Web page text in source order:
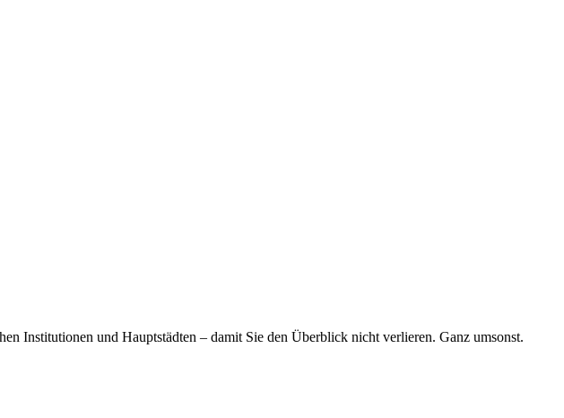
Institutionen und Hauptstädten – damit Sie den Überblick nicht verlieren. Ganz umsonst.